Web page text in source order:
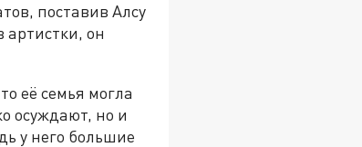
поставив Алсу
он
её семья могла
осуждают, но и
у него большие